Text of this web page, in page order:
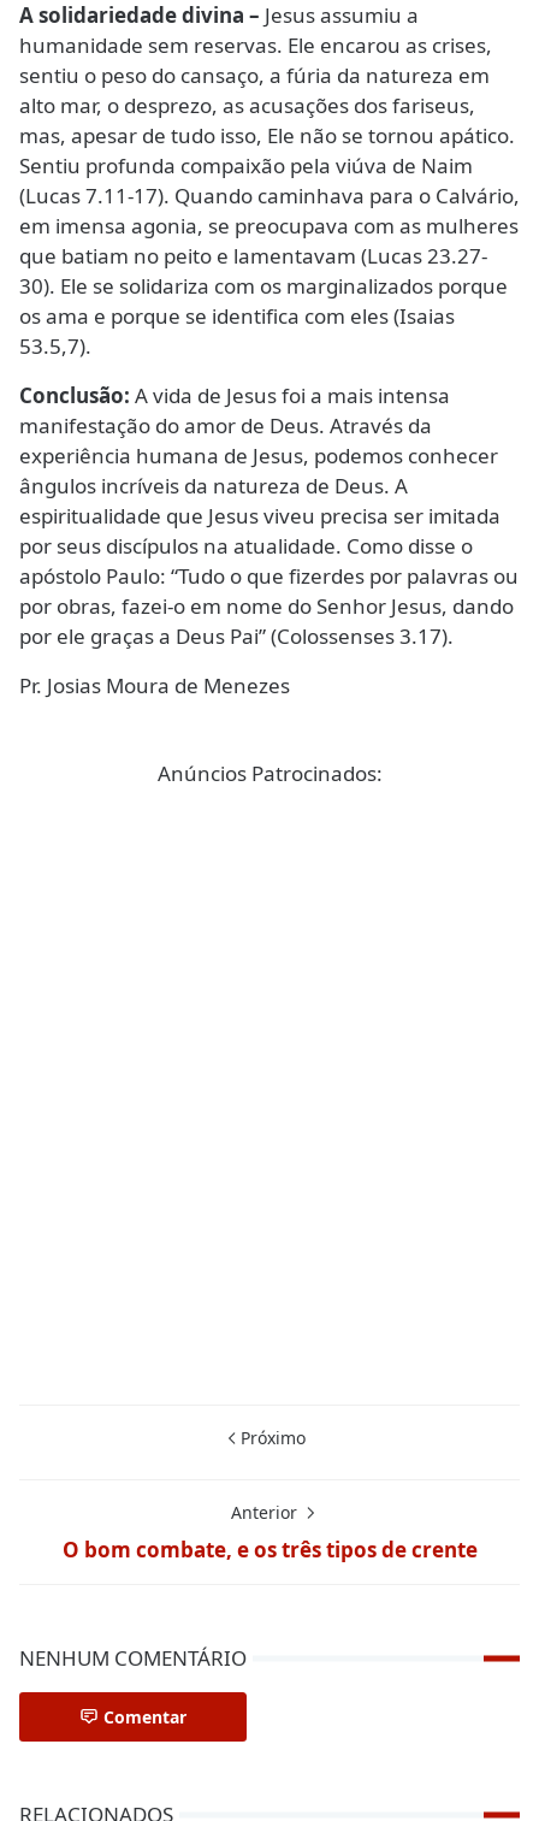
A solidariedade divina – Jesus assumiu a
humanidade sem reservas. Ele encarou as crises,
sentiu o peso do cansaço, a fúria da natureza em
alto mar, o desprezo, as acusações dos fariseus,
mas, apesar de tudo isso, Ele não se tornou apático.
Sentiu profunda compaixão pela viúva de Naim
(Lucas 7.11-17). Quando caminhava para o Calvário,
em imensa agonia, se preocupava com as mulheres
que batiam no peito e lamentavam (Lucas 23.27-
30). Ele se solidariza com os marginalizados porque
os ama e porque se identifica com eles (Isaias
53.5,7).
Conclusão: A vida de Jesus foi a mais intensa
manifestação do amor de Deus. Através da
experiência humana de Jesus, podemos conhecer
ângulos incríveis da natureza de Deus. A
espiritualidade que Jesus viveu precisa ser imitada
por seus discípulos na atualidade. Como disse o
apóstolo Paulo: “Tudo o que fizerdes por palavras ou
por obras, fazei-o em nome do Senhor Jesus, dando
por ele graças a Deus Pai” (Colossenses 3.17).
Pr. Josias Moura de Menezes
Anúncios Patrocinados:
Próximo
Anterior
O bom combate, e os três tipos de crente
NENHUM COMENTÁRIO
Comentar
RELACIONADOS